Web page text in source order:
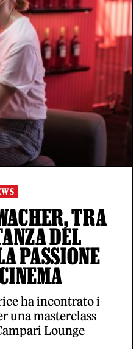
TRA
DEL
PASSIONE
ha incontrato i
una masterclass
Lounge